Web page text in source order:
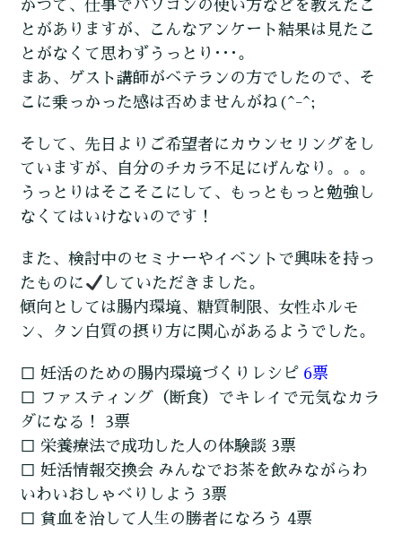
かつて、仕事でパソコンの使い方などを教えたこ
とがありますが、こんなアンケート結果は見たこ
とがなくて思わずうっとり･･･。
まあ、ゲスト講師がベテランの方でしたので、そ
こに乗っかった感は否めませんがね(^-^;
そして、先日よりご希望者にカウンセリングをし
ていますが、自分のチカラ不足にげんなり。。。
うっとりはそこそこにして、もっともっと勉強し
なくてはいけないのです！
また、検討中のセミナーやイベントで興味を持っ
たものに
していただきました。
傾向としては腸内環境、糖質制限、女性ホルモ
ン、タン白質の摂り方に関心があるようでした。
□ 妊活のための腸内環境づくりレシピ 6票
□ ファスティング（断食）でキレイで元気なカラ
ダになる！ 3票
□ 栄養療法で成功した人の体験談 3票
□ 妊活情報交換会 みんなでお茶を飲みながらわ
いわいおしゃべりしよう 3票
□ 貧血を治して人生の勝者になろう 4票